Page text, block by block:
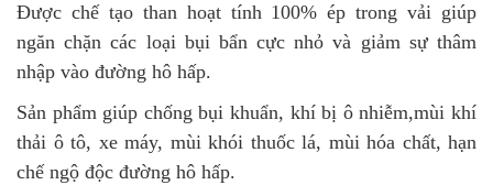
Được chế tạo than hoạt tính 100% ép trong vải giúp
ngăn chặn các loại bụi bẩn cực nhỏ và giảm sự thâm
nhập vào đường hô hấp.
Sản phẩm giúp chống bụi khuẩn, khí bị ô nhiễm,mùi khí
thải ô tô, xe máy, mùi khói thuốc lá, mùi hóa chất, hạn
chế ngộ độc đường hô hấp.